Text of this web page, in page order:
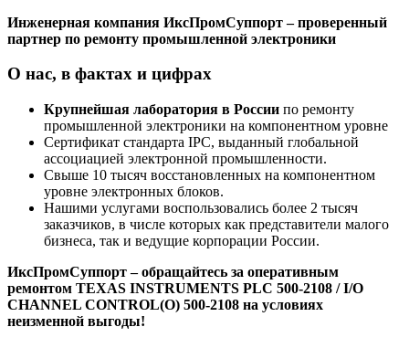
Инженерная компания ИксПромСуппорт – проверенный
партнер по ремонту промышленной электроники
О нас, в фактах и цифрах
Крупнейшая лаборатория в России по ремонту
промышленной электроники на компонентном уровне
Сертификат стандарта IPC, выданный глобальной
ассоциацией электронной промышленности.
Свыше 10 тысяч восстановленных на компонентном
уровне электронных блоков.
Нашими услугами воспользовались более 2 тысяч
заказчиков, в числе которых как представители малого
бизнеса, так и ведущие корпорации России.
ИксПромСуппорт – обращайтесь за оперативным
ремонтом TEXAS INSTRUMENTS PLC 500-2108 / I/O
CHANNEL CONTROL(O) 500-2108 на условиях
неизменной выгоды!